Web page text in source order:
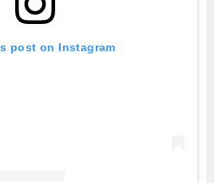
post on Instagram